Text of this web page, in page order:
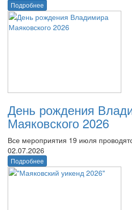
Подробнее
День рождения
Маяковского 2026
Все мероприятия 19 июля
02.07.2026
Подробнее